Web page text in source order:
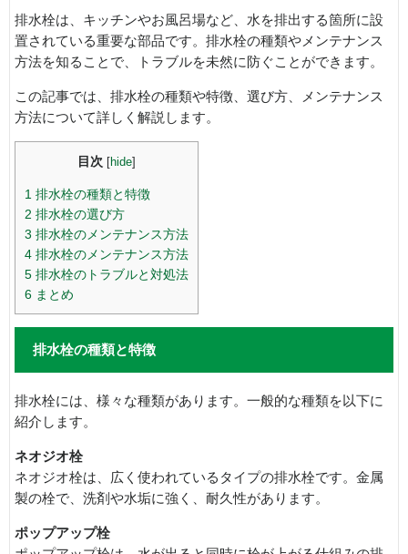
排水栓は、キッチンやお風呂場など、水を排出する箇所に設
置されている重要な部品です。排水栓の種類やメンテナンス
方法を知ることで、トラブルを未然に防ぐことができます。
この記事では、排水栓の種類や特徴、選び方、メンテナンス
方法について詳しく解説します。
目次 hide
1 排水栓の種類と特徴
2 排水栓の選び方
3 排水栓のメンテナンス方法
4 排水栓のメンテナンス方法
5 排水栓のトラブルと対処法
6 まとめ
排水栓の種類と特徴
排水栓には、様々な種類があります。一般的な種類を以下に
紹介します。
ネオジオ栓
ネオジオ栓は、広く使われているタイプの排水栓です。金属
製の栓で、洗剤や水垢に強く、耐久性があります。
ポップアップ栓